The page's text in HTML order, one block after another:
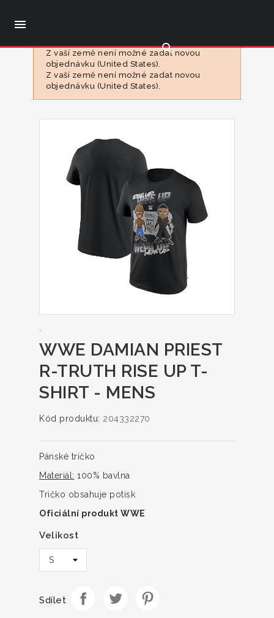

search
Z vaší země není možné zadat novou
objednávku (United States).
Z vaší země není možné zadat novou
objednávku (United States).
WWE DAMIAN PRIEST
R-TRUTH RISE UP T-
SHIRT - MENS
Kód produktu: 204332270
Pánské tričko
Materiál: 100% bavlna
Tričko obsahuje potisk
Oficiální produkt WWE
Velikost
Sdílet